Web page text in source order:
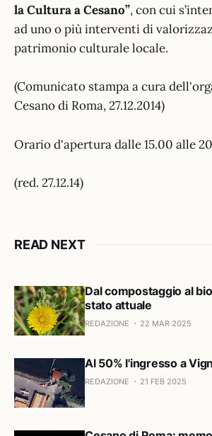
la Cultura a Cesano”, con cui
ad uno o più interventi di
patrimonio culturale locale.
(Comunicato stampa a cura
Cesano di Roma, 27.12.2014)
Orario d'apertura dalle 15.00 alle
(red. 27.12.14)
READ NEXT
Dal compostaggio al
stato attuale
REDAZIONE 22 MAR 2025
Al 50% l'ingresso a
REDAZIONE 21 FEB 2025